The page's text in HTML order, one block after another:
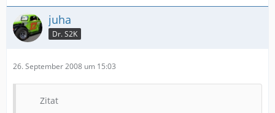
juha
Dr. S2K
26. September 2008 um 15:03
Zitat